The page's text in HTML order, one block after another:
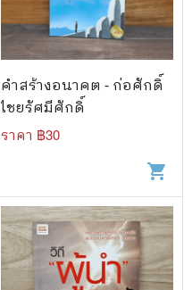
คำสร้างอนาคต - ก่อศักดิ์
ไชยรัศมีศักดิ์
ราคา ฿30
shopping_cart